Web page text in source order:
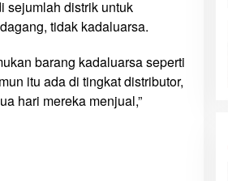
sejumlah distrik untuk
tidak kadaluarsa.
barang kadaluarsa seperti
itu ada di tingkat distributor,
hari mereka menjual,”